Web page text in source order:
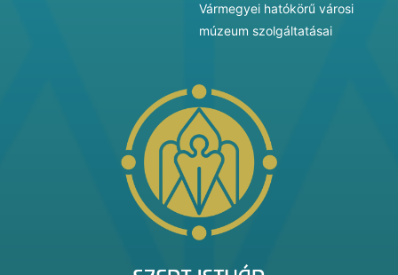
Vármegyei hatókörű városi
múzeum szolgáltatásai